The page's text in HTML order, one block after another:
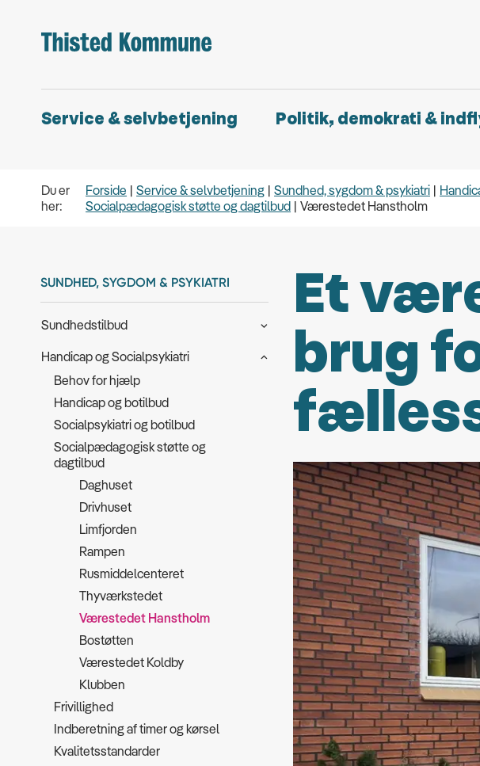
Service & selvbetjening Politik, demokrati &
Du er
her:
Forside Service & selvbetjening Sundhed, sygdom & psykiatri
Socialpædagogisk støtte og dagtilbud
Værestedet Hanstholm
SUNDHED, SYGDOM & PSYKIATRI
Sundhedstilbud
Handicap og Socialpsykiatri
Behov for hjælp
Handicap og botilbud
Socialpsykiatri og botilbud
Socialpædagogisk støtte og
dagtilbud
Daghuset
Drivhuset
Limfjorden
Rampen
Rusmiddelcenteret
Thyværkstedet
Værestedet Hanstholm
Bostøtten
Værestedet Koldby
Klubben
Frivillighed
Indberetning af timer og kørsel
Kvalitetsstandarder
Et
brug